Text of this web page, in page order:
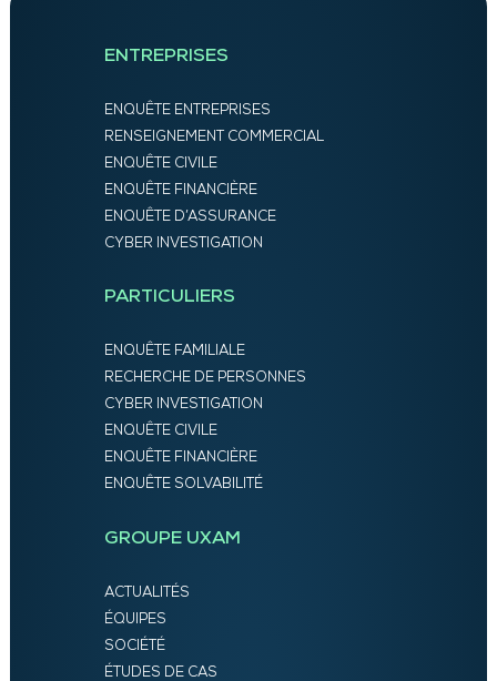
ENTREPRISES
ENQUÊTE ENTREPRISES
RENSEIGNEMENT COMMERCIAL
ENQUÊTE CIVILE
ENQUÊTE FINANCIÈRE
ENQUÊTE D’ASSURANCE
CYBER INVESTIGATION
PARTICULIERS
ENQUÊTE FAMILIALE
RECHERCHE DE PERSONNES
CYBER INVESTIGATION
ENQUÊTE CIVILE
ENQUÊTE FINANCIÈRE
ENQUÊTE SOLVABILITÉ
GROUPE UXAM
ACTUALITÉS
ÉQUIPES
SOCIÉTÉ
ÉTUDES DE CAS